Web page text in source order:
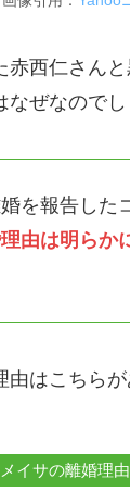
赤西仁さん
なぜなのでし
を報告した
由は明らか
はこちらが
イサの離婚理由